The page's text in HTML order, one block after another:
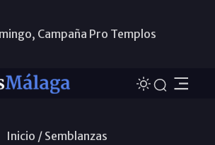
Campaña Pro Templos
Inicio / Semblanzas